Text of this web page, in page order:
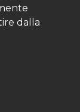
dalla